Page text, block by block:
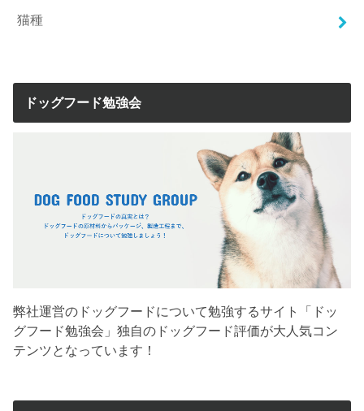
猫種
ドッグフード勉強会
弊社運営のドッグフードについて勉強するサイト「ドッ
グフード勉強会」独自のドッグフード評価が大人気コン
テンツとなっています！